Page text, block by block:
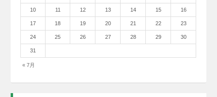
« 7月
10 11 12 13 14 15 16
17 18 19 20 21 22 23
24 25 26 27 28 29 30
31